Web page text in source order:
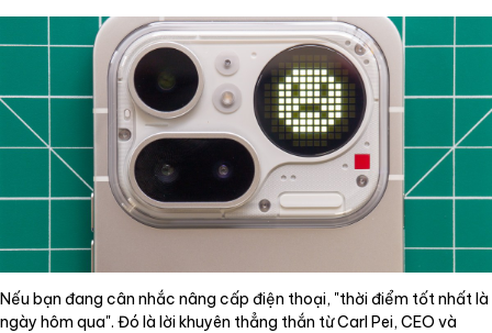
Nếu bạn đang cân nhắc nâng cấp điện thoại, "thời điểm tốt nhất là
ngày hôm qua". Đó là lời khuyên thẳng thắn từ Carl Pei, CEO và